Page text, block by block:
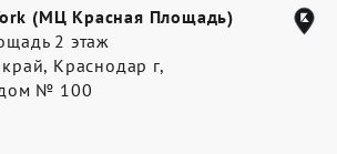
(МЦ Красная Площадь)
2 этаж
Краснодар г,
№ 100